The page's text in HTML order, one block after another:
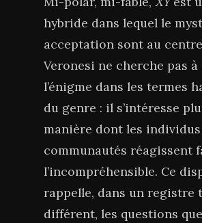
hybride dans lequel le
acceptation sont au
Veronesi ne cherche pas
l’énigme dans les termes
du genre : il s’intéresse
manière dont les
communautés réagissent
l’incompréhensible. Ce
rappelle, dans un registre
différent, les questions que